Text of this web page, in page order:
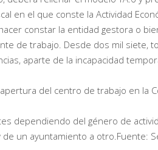
en el que conste la Actividad
constar la entidad gestora o
de trabajo. Desde dos mil siete,
aparte de la incapacidad
del centro de trabajo en la
dependiendo del género de
un ayuntamiento a otro.Fuente: